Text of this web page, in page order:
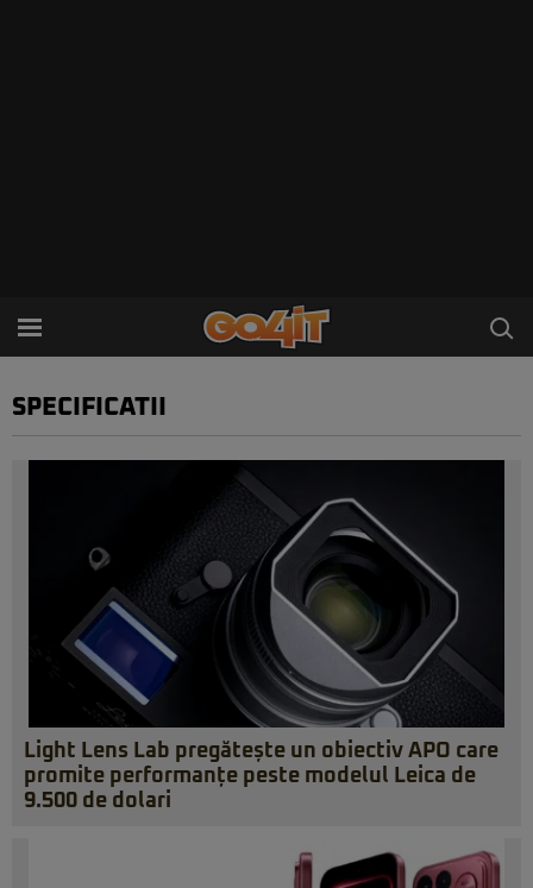
SPECIFICATII
Light Lens Lab pregătește un obiectiv APO care
promite performanțe peste modelul Leica de
9.500 de dolari